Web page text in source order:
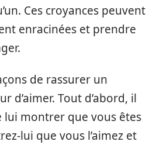
Ces croyances peuvent
enracinées et prendre
de rassurer un
d’aimer. Tout d’abord, il
montrer que vous êtes
lui que vous l’aimez et